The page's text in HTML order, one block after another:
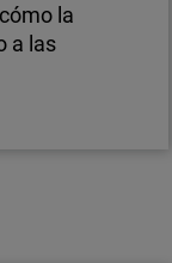
la
a las